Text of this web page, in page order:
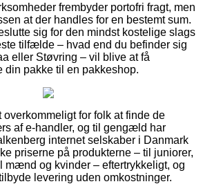
frembyder portofri fragt, men
at der handles for en bestemt sum.
sig for den mindst kostelige slags
tilfælde – hvad end du befinder sig
eller Støvring – vil blive at få
din pakke til en pakkeshop.
overkommeligt for folk at finde de
af e-handler, og til gengæld har
internet selskaber i Danmark
priserne på produkterne – til juniorer,
mænd og kvinder – eftertrykkeligt, og
levering uden omkostninger.